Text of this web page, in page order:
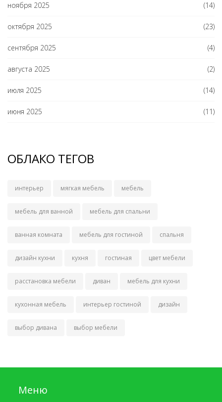
ноября 2025 (14)
октября 2025 (23)
сентября 2025 (4)
августа 2025 (2)
июля 2025 (14)
июня 2025 (11)
ОБЛАКО ТЕГОВ
интерьер мягкая мебель мебель
мебель для ванной мебель для спальни
ванная комната мебель для гостиной спальня
дизайн кухни кухня гостиная цвет мебели
расстановка мебели диван мебель для кухни
кухонная мебель интерьер гостиной дизайн
выбор дивана выбор мебели
Меню